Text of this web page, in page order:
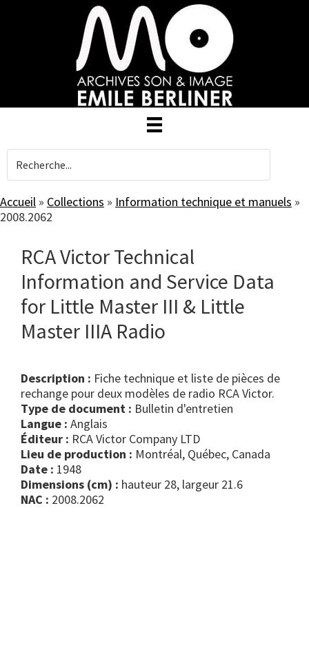
Accueil » Collections » Information technique et manuels »
2008.2062
RCA Victor Technical
Information and Service Data
for Little Master III & Little
Master IIIA Radio
Description : Fiche technique et liste de pièces de
rechange pour deux modèles de radio RCA Victor.
Type de document :
bulletin d'entretien
Langue : Anglais
Éditeur : RCA Victor Company LTD
Lieu de production : Montréal, Québec, Canada
Date : 1948
Dimensions (cm) : hauteur 28, largeur 21.6
NAC : 2008.2062